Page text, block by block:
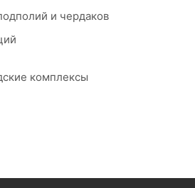
и чердаков
комплексы